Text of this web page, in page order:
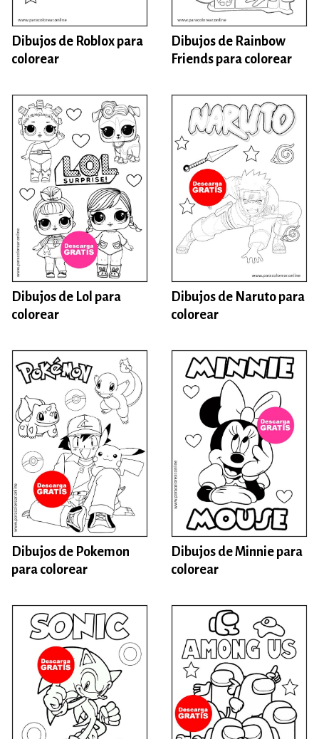
Dibujos de Roblox para
colorear
Dibujos de Rainbow
Friends para colorear
Dibujos de Lol para
colorear
Dibujos de Naruto para
colorear
Dibujos de Pokemon
para colorear
Dibujos de Minnie para
colorear